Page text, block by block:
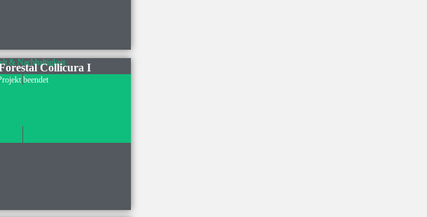
& NachhaltigkeitCollicura I
beendet